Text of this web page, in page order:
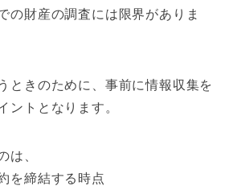
の財産の調査には限界がありま
ときのために、事前に情報収集を
ントとなります。
は、
を締結する時点